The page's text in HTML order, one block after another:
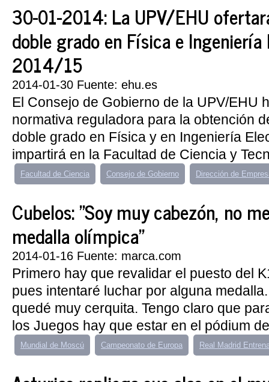
30-01-2014: La UPV/EHU
doble grado en Física e
2014/15
2014-01-30 Fuente: ehu.es
El Consejo de Gobierno de la UPV/EHU
normativa reguladora para la obtención
doble grado en Física y en Ingeniería
impartirá en la Facultad de Ciencia y
Facultad de Ciencia Consejo de Gobierno Dirección de
Cubelos: "Soy muy cabezón, no
medalla olímpica"
2014-01-16 Fuente: marca.com
Primero hay que revalidar el puesto del
pues intentaré luchar por alguna
quedé muy cerquita. Tengo claro que
los Juegos hay que estar en el pódium
Mundial de Moscú Campeonato de Europa Real Madrid